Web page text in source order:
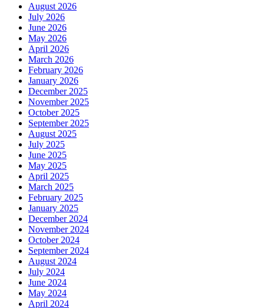
August 2026
July 2026
June 2026
May 2026
April 2026
March 2026
February 2026
January 2026
December 2025
November 2025
October 2025
September 2025
August 2025
July 2025
June 2025
May 2025
April 2025
March 2025
February 2025
January 2025
December 2024
November 2024
October 2024
September 2024
August 2024
July 2024
June 2024
May 2024
April 2024